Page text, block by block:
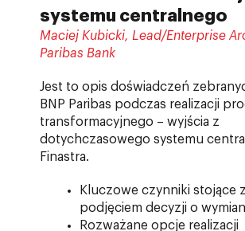
systemu centralnego
Maciej Kubicki, Lead/Enterprise
Paribas Bank
Jest to opis doświadczeń
BNP Paribas podczas realizacji
transformacyjnego – wyjścia z
dotychczasowego systemu
Finastra.
Kluczowe czynniki stojące
podjęciem decyzji o
Rozważane opcje realizacji